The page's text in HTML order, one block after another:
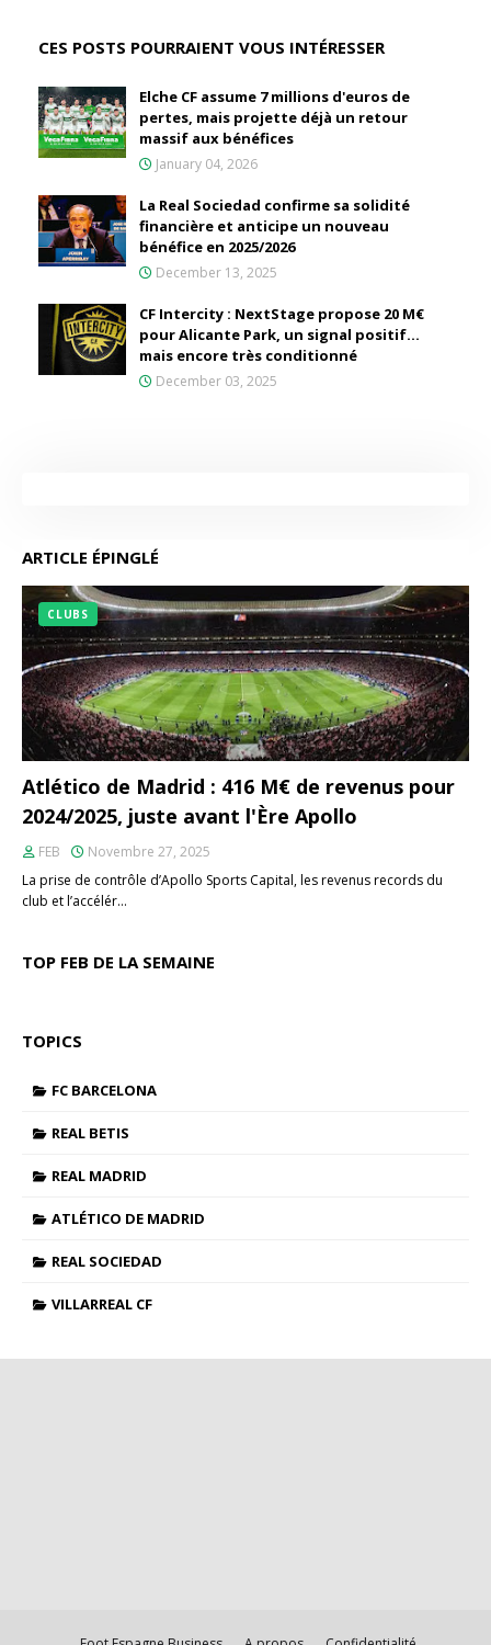
CES POSTS POURRAIENT VOUS INTÉRESSER
Elche CF assume 7 millions d'euros de
pertes, mais projette déjà un retour
massif aux bénéfices
January 04, 2026
La Real Sociedad confirme sa solidité
financière et anticipe un nouveau
bénéfice en 2025/2026
December 13, 2025
CF Intercity : NextStage propose 20 M€
pour Alicante Park, un signal positif…
mais encore très conditionné
December 03, 2025
ARTICLE ÉPINGLÉ
CLUBS
Atlético de Madrid : 416 M€ de revenus pour
2024/2025, juste avant l'Ère Apollo
FEB
Novembre 27, 2025
La prise de contrôle d’Apollo Sports Capital, les revenus records du
club et l’accélér…
TOP FEB DE LA SEMAINE
TOPICS
FC BARCELONA
REAL BETIS
REAL MADRID
ATLÉTICO DE MADRID
REAL SOCIEDAD
VILLARREAL CF